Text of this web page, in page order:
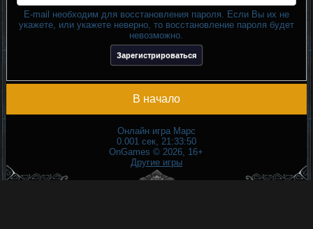
E-mail необходим для восстановления пароля. Если Вы их не
укажете, или укажете неверно, то восстановление пароля будет
невозможно.
В начало
Онлайн игра Марс
0.001 сек, 21:33:50
OnGames ©2026, 16+
Другие игры